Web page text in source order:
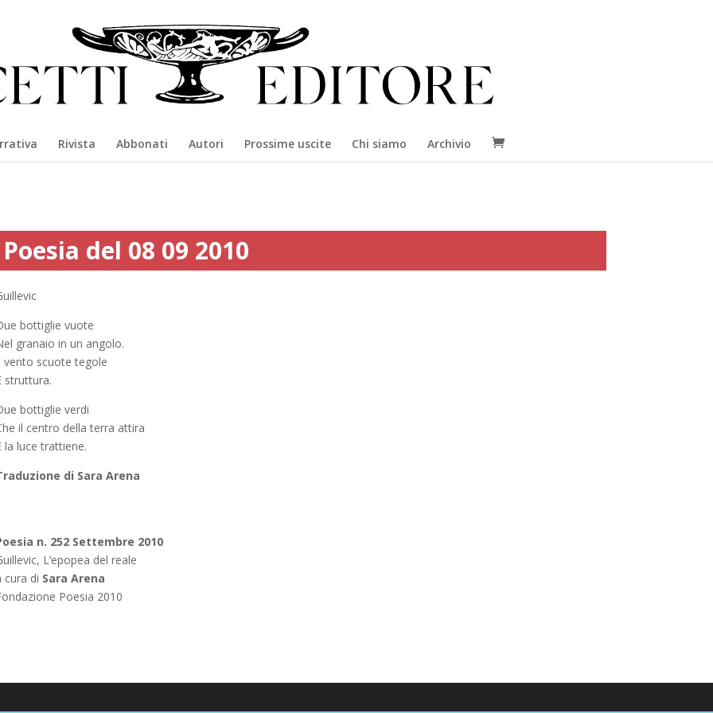
Rivista Abbonati Autori Prossime uscite Chi siamo Archivio
Poesia del 08 09 2010
bottiglie vuote
granaio in un angolo.
vento scuote tegole
struttura.
bottiglie verdi
il centro della terra attira
la luce trattiene.
di Sara Arena
n. 252 Settembre 2010
L’epopea del reale
cura di Sara Arena
Poesia 2010